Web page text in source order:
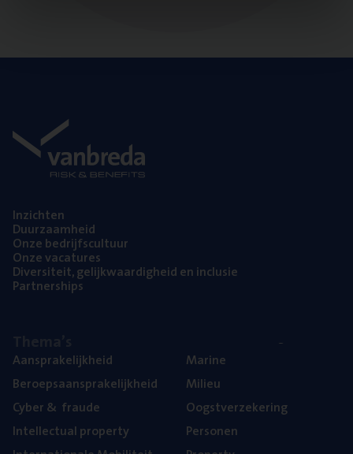
Inzich­ten
Duur­zaam­heid
Onze bedrijfs­cul­tuur
Onze vaca­tu­res
Diver­si­teit, gelijk­waar­dig­heid en inclusie
Part­ner­ships
Aan­spra­ke­lijk­heid
Beroeps­aan­spra­ke­lijk­heid
Cyber& fraude
Intel­lec­tu­al property
Mari­ne
Mili­eu
Oogst­ver­ze­ke­ring
Per­so­nen